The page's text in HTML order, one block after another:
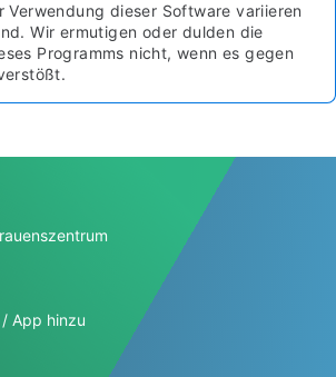
Verwendung dieser Software variieren
Wir ermutigen oder dulden die
Programms nicht, wenn es gegen
App hinzu